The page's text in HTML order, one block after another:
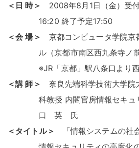
＜日 時＞
2008年8月1日（金）受
16:20 終了予定17:50
＜会 場＞
京都コンピュータ学院京
ル（京都市南区西九条寺ノ
※JR「京都」駅八条口より
＜講 師＞
奈良先端科学技術大学院
科教授 内閣官房情報セキュ
口 英 氏
＜タイトル＞
「情報システムの社